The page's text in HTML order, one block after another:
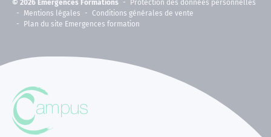
© 2026 Émergences Formations
Protection des données personnelles
Mentions légales
Conditions générales de vente
Plan du site Emergences formation